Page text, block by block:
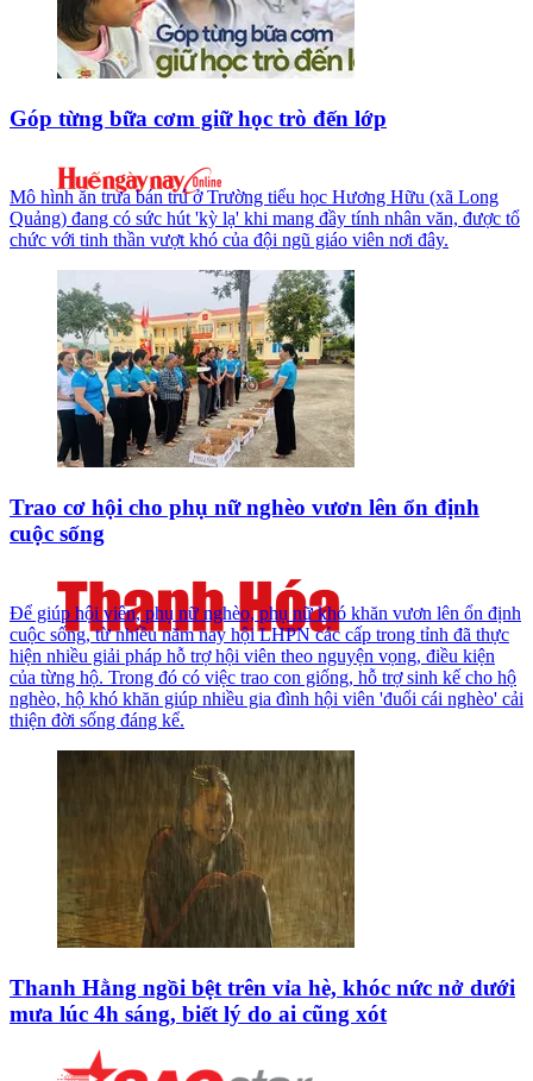
Góp từng bữa cơm giữ học trò đến lớp
Mô hình ăn trưa bán trú ở Trường tiểu học Hương Hữu (xã Long
Quảng) đang có sức hút 'kỳ lạ' khi mang đầy tính nhân văn, được tổ
chức với tinh thần vượt khó của đội ngũ giáo viên nơi đây.
Trao cơ hội cho phụ nữ nghèo vươn lên ổn định
cuộc sống
Để giúp hội viên, phụ nữ nghèo, phụ nữ khó khăn vươn lên ổn định
cuộc sống, từ nhiều năm nay hội LHPN các cấp trong tỉnh đã thực
hiện nhiều giải pháp hỗ trợ hội viên theo nguyện vọng, điều kiện
của từng hộ. Trong đó có việc trao con giống, hỗ trợ sinh kế cho hộ
nghèo, hộ khó khăn giúp nhiều gia đình hội viên 'đuổi cái nghèo' cải
thiện đời sống đáng kể.
Thanh Hằng ngồi bệt trên vỉa hè, khóc nức nở dưới
mưa lúc 4h sáng, biết lý do ai cũng xót